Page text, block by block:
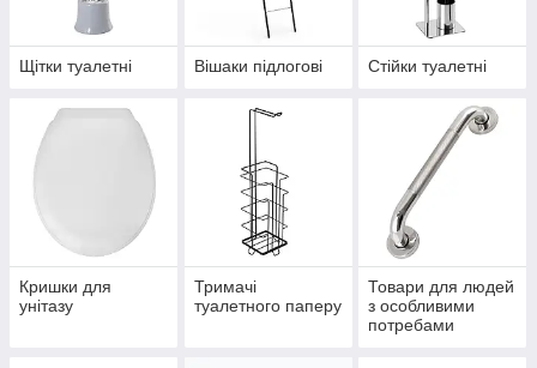
Щітки туалетні Вішаки підлогові Стійки туалетні
Кришки для
унітазу
Тримачі
туалетного паперу
Товари для людей
з особливими
потребами